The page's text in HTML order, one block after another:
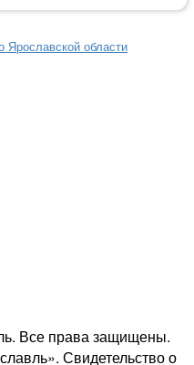
Ярославской области
Все права защищены.
Свидетельство о